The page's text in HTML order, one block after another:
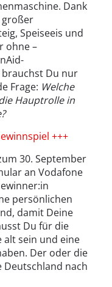
Dank
Speiseeis und
ohne –
brauchst Du nur
Frage: Welche
Hauptrolle in
+++
30. September
an Vodafone
persönlichen
damit Deine
Du für die
alt sein und eine
Der oder die
Deutschland nach